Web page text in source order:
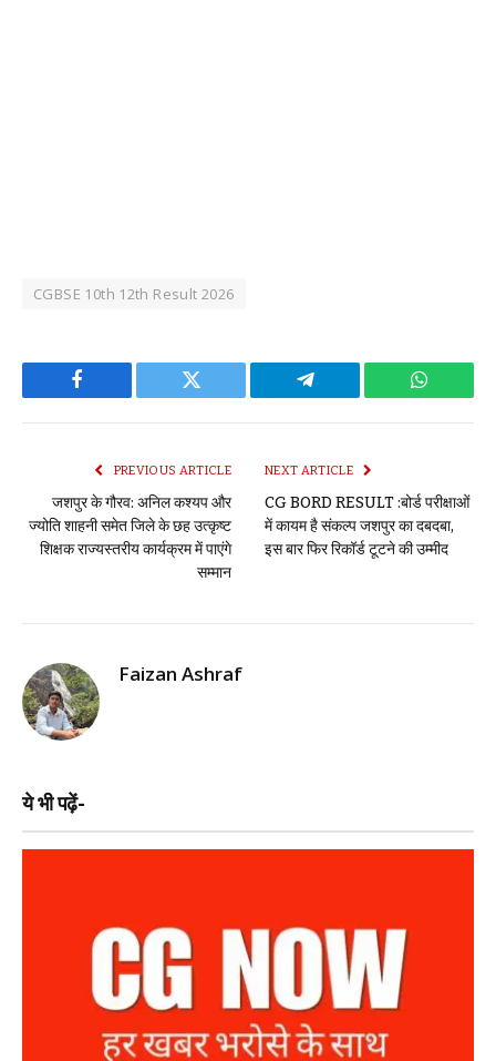
CGBSE 10th 12th Result 2026
Facebook Twitter Telegram
PREVIOUS ARTICLE
जशपुर के गौरव: अनिल कश्यप और
ज्योति शाहनी समेत जिले के छह उत्कृष्ट
शिक्षक राज्यस्तरीय कार्यक्रम में पाएंगे
सम्मान
NEXT ARTICLE
CG BORD RESULT :बोर्ड परीक्षाओं
में कायम है संकल्प जशपुर का दबदबा,
इस बार फिर रिकॉर्ड टूटने की उम्मीद
Faizan Ashraf
ये भी पढ़ें-